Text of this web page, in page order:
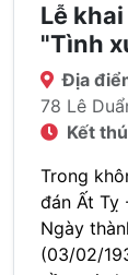
Lễ
"Tình
Địa
78 Lê
Kết
Trong
đán Ất Tỵ
Ngày
(03/02/